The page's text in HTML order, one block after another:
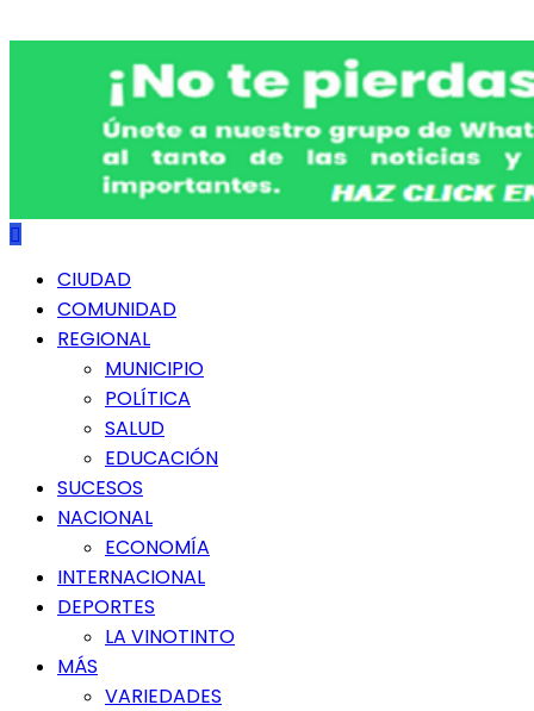
Menú
principal
CIUDAD
COMUNIDAD
REGIONAL
MUNICIPIO
POLÍTICA
SALUD
EDUCACIÓN
SUCESOS
NACIONAL
ECONOMÍA
INTERNACIONAL
DEPORTES
LA VINOTINTO
MÁS
VARIEDADES